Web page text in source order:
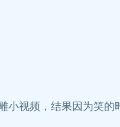
视频，结果因为笑的